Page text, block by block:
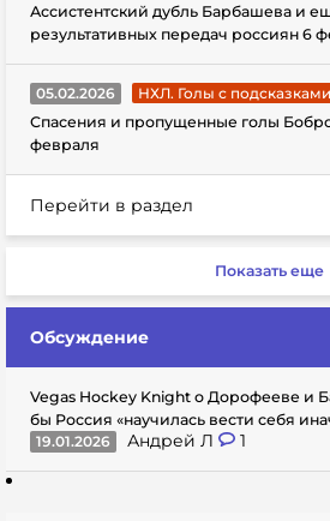
Ассистентский дубль Барбашева и
результативных передач россиян 6
05.02.2026
НХЛ. Голы с подсказками
Спасения и пропущенные голы
февраля
Перейти в раздел
Показать еще
Обсуждение
Vegas Hockey Knight о Дорофееве и
бы Россия «научилась вести себя
19.01.2026
Андрей Л 1